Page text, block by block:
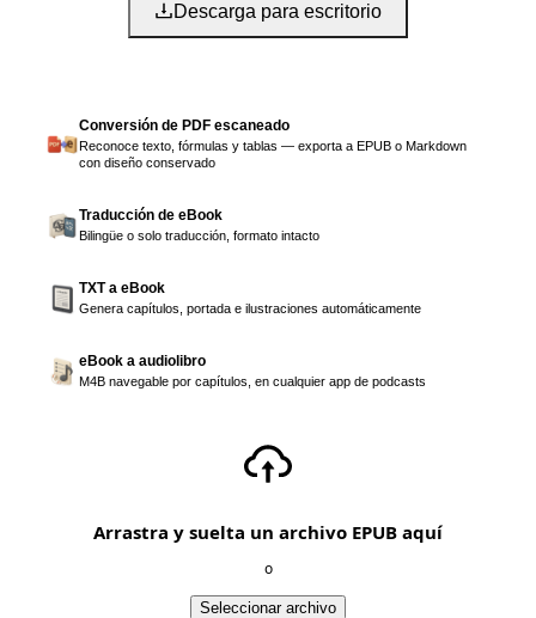
Descarga para escritorio
Conversión de PDF escaneado
Reconoce texto, fórmulas y tablas — exporta a EPUB o Markdown
con diseño conservado
Traducción de eBook
Bilingüe o solo traducción, formato intacto
TXT a eBook
Genera capítulos, portada e ilustraciones automáticamente
eBook a audiolibro
M4B navegable por capítulos, en cualquier app de podcasts
Arrastra y suelta un archivo EPUB aquí
o
Seleccionar archivo